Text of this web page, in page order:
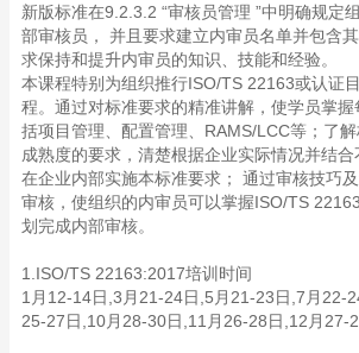
新版标准在9.2.3.2 “审核员管理 ”中明确规定
部审核员， 并且要求建立内审员名单并包含
求保持和提升内审员的知识、技能和经验。
本课程特别为组织推行ISO/TS 22163或认证
程。通过对标准要求的精准讲解，使学员掌
括项目管理、配置管理、RAMS/LCC等；了
成熟度的要求，清楚根据企业实际情况并结
在企业内部实施本标准要求； 通过审核技巧
审核，使组织的内审员可以掌握ISO/TS
划完成内部审核。
1.ISO/TS 22163:2017培训时间
1月12-14日,3月21-24日,5月21-23日,7月22-
25-27日,10月28-30日,11月26-28日,12月27-